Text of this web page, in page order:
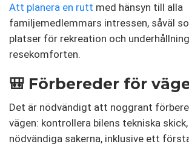
Att planera en rutt med hänsyn till alla
familjemedlemmars intressen, såväl
platser för rekreation och
resekomforten.
🎒 Förbereder för
Det är nödvändigt att noggrant
vägen: kontrollera bilens tekniska
nödvändiga sakerna, inklusive ett